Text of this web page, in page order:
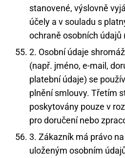
stanovené, výslovně
účely a v souladu s
ochraně osobních údajů
2. Osobní údaje
(např. jméno, e-mail,
platební údaje) se
plnění smlouvy. Třetím
poskytovány pouze v
pro doručení nebo
3. Zákazník má právo
uloženým osobním